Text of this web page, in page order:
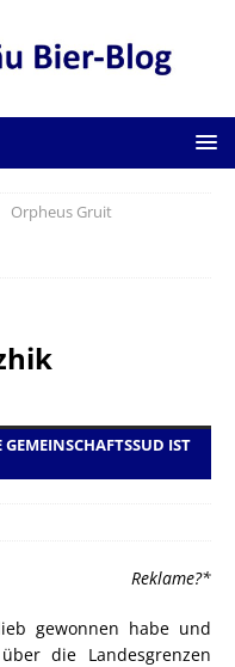
Orpheus Gruit
GEMEINSCHAFTSSUD IST
Reklame?*
gewonnen habe und
die Landesgrenzen